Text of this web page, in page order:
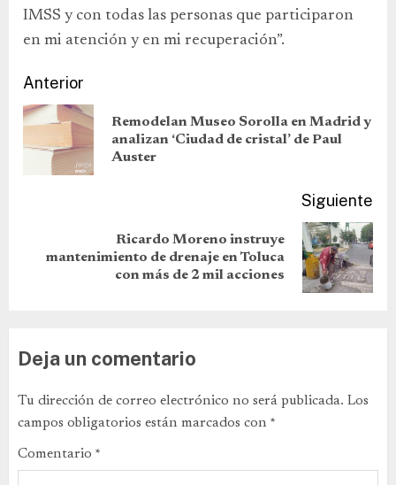
IMSS y con todas las personas que participaron
en mi atención y en mi recuperación”.
Anterior
Remodelan Museo Sorolla en Madrid y
analizan ‘Ciudad de cristal’ de Paul
Auster
Siguiente
Ricardo Moreno instruye
mantenimiento de drenaje en Toluca
con más de 2 mil acciones
Deja un comentario
Tu dirección de correo electrónico no será publicada. Los
campos obligatorios están marcados con *
Comentario *